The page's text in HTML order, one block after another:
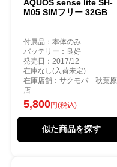
AQUOS sense lite SH-
M05 SIMフリー 32GB
付属品：本体のみ
バッテリー：良好
発売日：2017/12
在庫なし(入荷未定)
在庫店舗：サクモバ 秋葉原
店
5,800円(税込)
似た商品を探す